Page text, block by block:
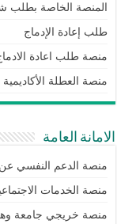
المنصة الخاصة
طلب إعادة الإدماج
منصة طلب اعادة
منصة العطلة الأكاديمية
الامانة العامة
منصة الدعم النفسي عن
منصة الخدمات
منصة خريجي جامعة